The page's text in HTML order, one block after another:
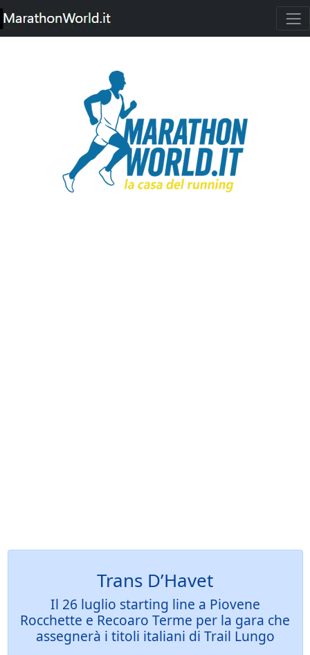
Trans D’Havet
Il 26 luglio starting line a Piovene
Rocchette e Recoaro Terme per la gara che
assegnerà i titoli italiani di Trail Lungo